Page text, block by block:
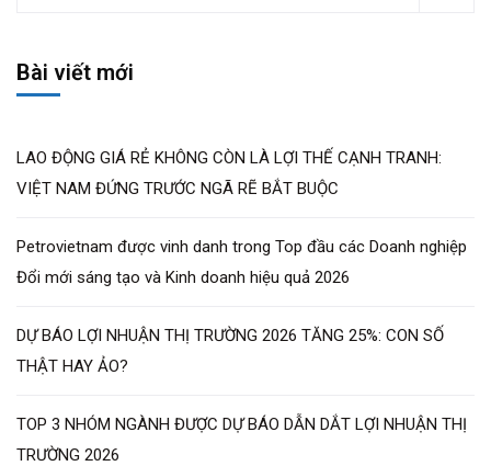
Bài viết mới
LAO ĐỘNG GIÁ RẺ KHÔNG CÒN LÀ LỢI THẾ CẠNH TRANH:
VIỆT NAM ĐỨNG TRƯỚC NGÃ RẼ BẮT BUỘC
Petrovietnam được vinh danh trong Top đầu các Doanh nghiệp
Đổi mới sáng tạo và Kinh doanh hiệu quả 2026
DỰ BÁO LỢI NHUẬN THỊ TRƯỜNG 2026 TĂNG 25%: CON SỐ
THẬT HAY ẢO?
TOP 3 NHÓM NGÀNH ĐƯỢC DỰ BÁO DẪN DẮT LỢI NHUẬN THỊ
TRƯỜNG 2026